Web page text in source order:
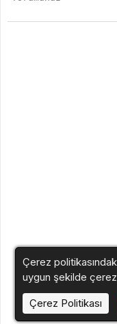
Çerez
uygun şekilde
Çerez Politikası